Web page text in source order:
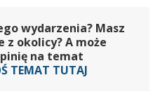
wydarzenia? Masz
okolicy? A może
na temat
TEMAT TUTAJ